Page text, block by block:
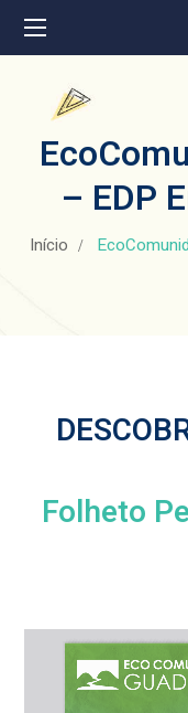
– EDP
Início
Folheto